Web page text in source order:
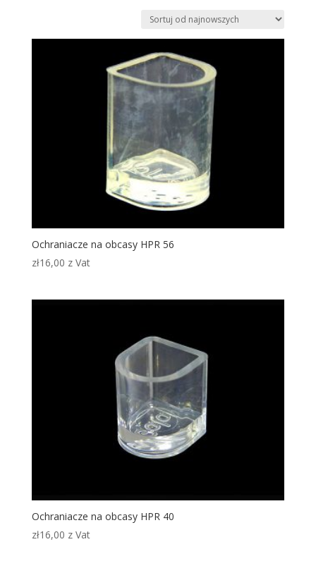
najnowszych
Ochraniacze na obcasy HPR 56
zł16,00 z Vat
Ochraniacze na obcasy HPR 40
zł16,00 z Vat